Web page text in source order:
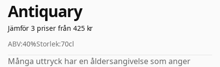
Antiquary
Jämför 3 priser från 425 kr
ABV:40%Storlek:70cl
Många uttryck har en åldersangivelse som anger